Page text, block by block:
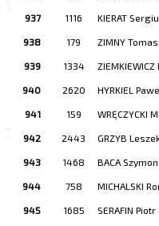
937 1116 KIERAT
938 179 ZIMNY
939 1334 ZIEMKIEWICZ
940 2620 HYRKIEL
941 159 WRĘCZYCKI
942 2443 GRZYB
943 1468 BACA Szymon
944 758 MICHALSKI
945 1685 SERAFIN Piotr